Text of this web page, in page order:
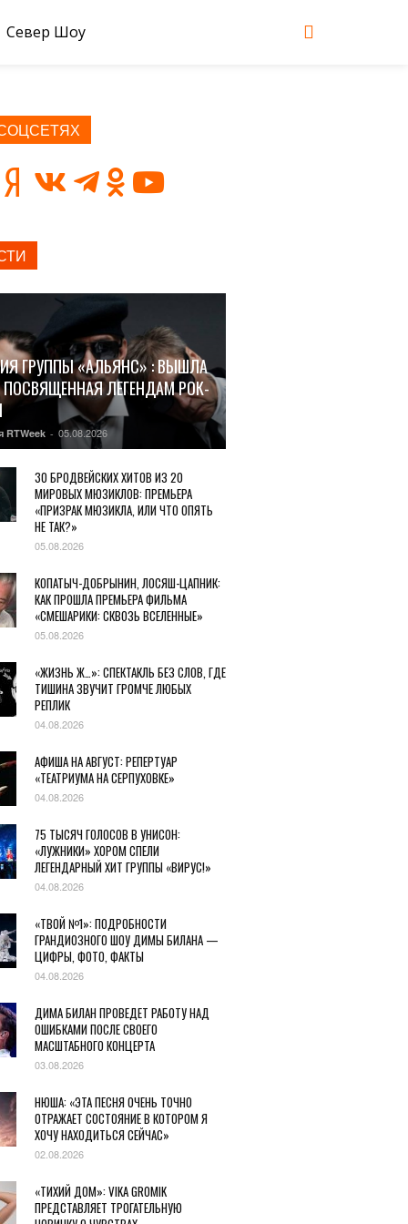
Север Шоу
ГРУППЫ «АЛЬЯНС» : ВЫШЛА
ПОСВЯЩЕННАЯ ЛЕГЕНДАМ РОК-
RTWeek - 05.08.2026
30 БРОДВЕЙСКИХ ХИТОВ ИЗ 20
МИРОВЫХ МЮЗИКЛОВ: ПРЕМЬЕРА
«ПРИЗРАК МЮЗИКЛА, ИЛИ ЧТО ОПЯТЬ
НЕ ТАК?»
05.08.2026
КОПАТЫЧ-ДОБРЫНИН, ЛОСЯШ-ЦАПНИК:
КАК ПРОШЛА ПРЕМЬЕРА ФИЛЬМА
«СМЕШАРИКИ: СКВОЗЬ ВСЕЛЕННЫЕ»
05.08.2026
«ЖИЗНЬ Ж…»: СПЕКТАКЛЬ БЕЗ СЛОВ, ГДЕ
ТИШИНА ЗВУЧИТ ГРОМЧЕ ЛЮБЫХ
РЕПЛИК
04.08.2026
АФИША НА АВГУСТ: РЕПЕРТУАР
«ТЕАТРИУМА НА СЕРПУХОВКЕ»
04.08.2026
75 ТЫСЯЧ ГОЛОСОВ В УНИСОН:
«ЛУЖНИКИ» ХОРОМ СПЕЛИ
ЛЕГЕНДАРНЫЙ ХИТ ГРУППЫ «ВИРУС!»
04.08.2026
«ТВОЙ №1»: ПОДРОБНОСТИ
ГРАНДИОЗНОГО ШОУ ДИМЫ БИЛАНА —
ЦИФРЫ, ФОТО, ФАКТЫ
04.08.2026
ДИМА БИЛАН ПРОВЕДЕТ РАБОТУ НАД
ОШИБКАМИ ПОСЛЕ СВОЕГО
МАСШТАБНОГО КОНЦЕРТА
03.08.2026
НЮША: «ЭТА ПЕСНЯ ОЧЕНЬ ТОЧНО
ОТРАЖАЕТ СОСТОЯНИЕ В КОТОРОМ Я
ХОЧУ НАХОДИТЬСЯ СЕЙЧАС»
02.08.2026
«ТИХИЙ ДОМ»: VIKA GROMIK
ПРЕДСТАВЛЯЕТ ТРОГАТЕЛЬНУЮ